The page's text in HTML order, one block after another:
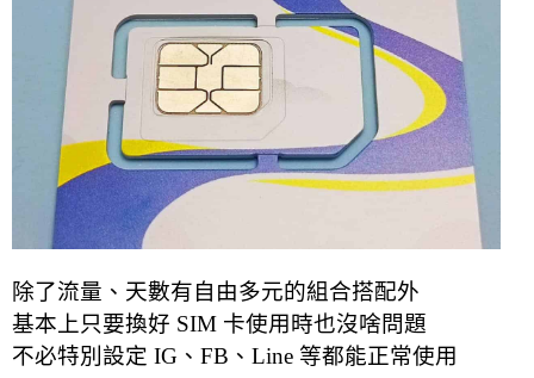
除了流量、天數有自由多元的組合搭配外
基本上只要換好 SIM 卡使用時也沒啥問題
不必特別設定 IG、FB、Line 等都能正常使用